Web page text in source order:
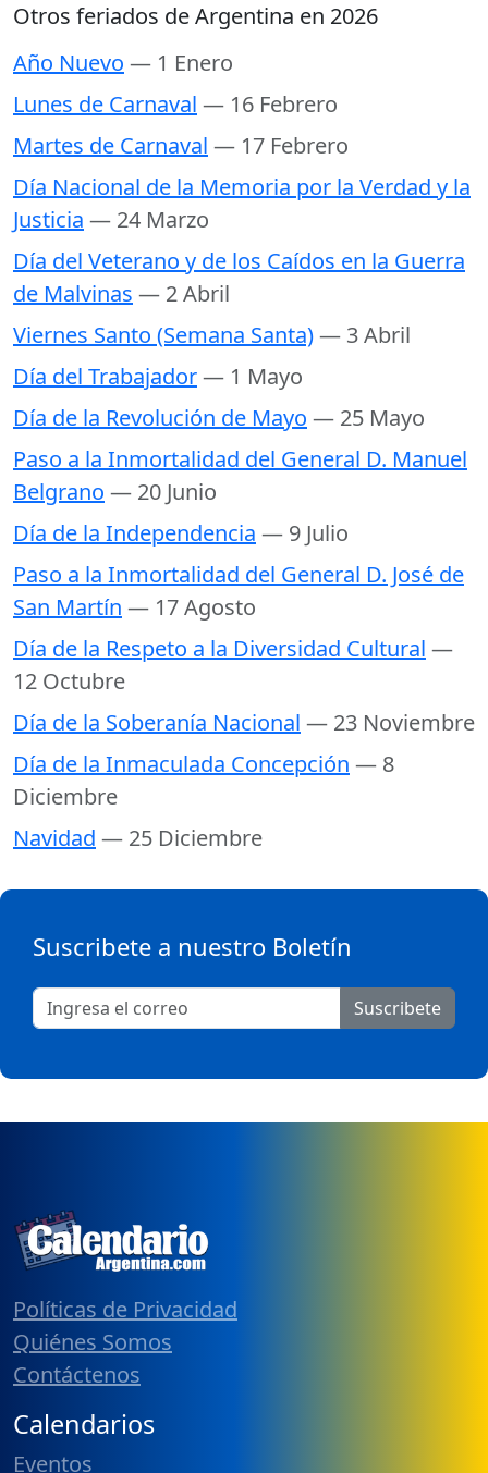
Otros feriados de Argentina en 2026
Año Nuevo — 1 Enero
Lunes de Carnaval — 16 Febrero
Martes de Carnaval — 17 Febrero
Día Nacional de la Memoria por la Verdad y la
Justicia — 24 Marzo
Día del Veterano y de los Caídos en la Guerra
de Malvinas — 2 Abril
Viernes Santo (Semana Santa)— 3 Abril
Día del Trabajador— 1 Mayo
Día de la Revolución de Mayo — 25 Mayo
Paso a la Inmortalidad del General D. Manuel
Belgrano — 20 Junio
Día de la Independencia — 9 Julio
Paso a la Inmortalidad del General D. José de
San Martín — 17 Agosto
Día de la Respeto a la Diversidad Cultural —
12 Octubre
Día de la Soberanía Nacional — 23 Noviembre
Día de la Inmaculada Concepción — 8
Diciembre
Navidad — 25 Diciembre
Suscribete a nuestro Boletín
Suscribete
Políticas de Privacidad
Quiénes Somos
Contáctenos
Calendarios
Eventos